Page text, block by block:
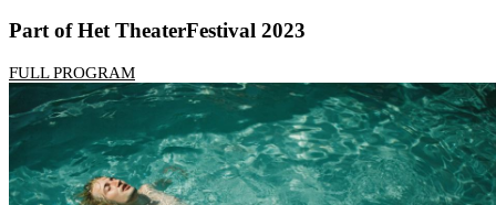
Part of Het TheaterFestival 2023
FULL PROGRAM